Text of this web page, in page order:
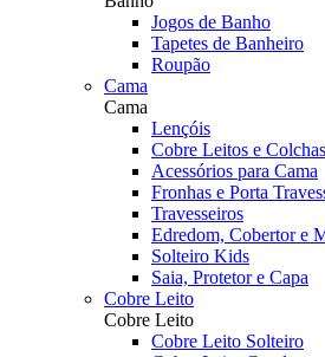
Jogos de Banho
Tapetes de Banheiro
Roupão
Cama
Cama
Lençóis
Cobre Leitos e Colchas
Acessórios para Cama
Fronhas e Porta
Travesseiros
Edredom, Cobertor e
Solteiro Kids
Saia, Protetor e Capa
Cobre Leito
Cobre Leito
Cobre Leito Solteiro